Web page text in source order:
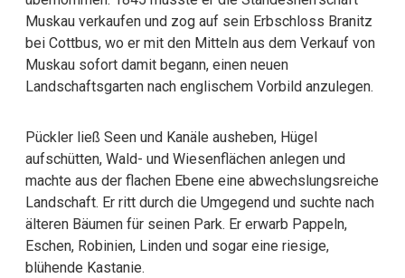
Muskau verkaufen und zog auf sein Erbschloss Branitz
bei Cottbus, wo er mit den Mitteln aus dem Verkauf von
Muskau sofort damit begann, einen neuen
Landschaftsgarten nach englischem Vorbild anzulegen.
Pückler ließ Seen und Kanäle ausheben, Hügel
aufschütten, Wald- und Wiesenflächen anlegen und
machte aus der flachen Ebene eine abwechslungsreiche
Landschaft. Er ritt durch die Umgegend und suchte nach
älteren Bäumen für seinen Park. Er erwarb Pappeln,
Eschen, Robinien, Linden und sogar eine riesige,
blühende Kastanie.